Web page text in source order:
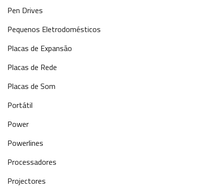
Pen Drives
Pequenos Eletrodomésticos
Placas de Expansão
Placas de Rede
Placas de Som
Portátil
Power
Powerlines
Processadores
Projectores